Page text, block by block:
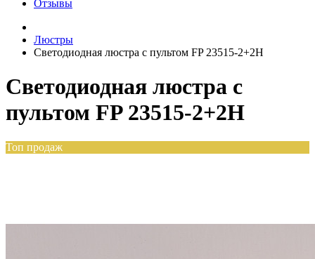
Отзывы
Люстры
Светодиодная люстра с пультом FP 23515-2+2H
Светодиодная люстра с
пультом FP 23515-2+2H
Топ продаж